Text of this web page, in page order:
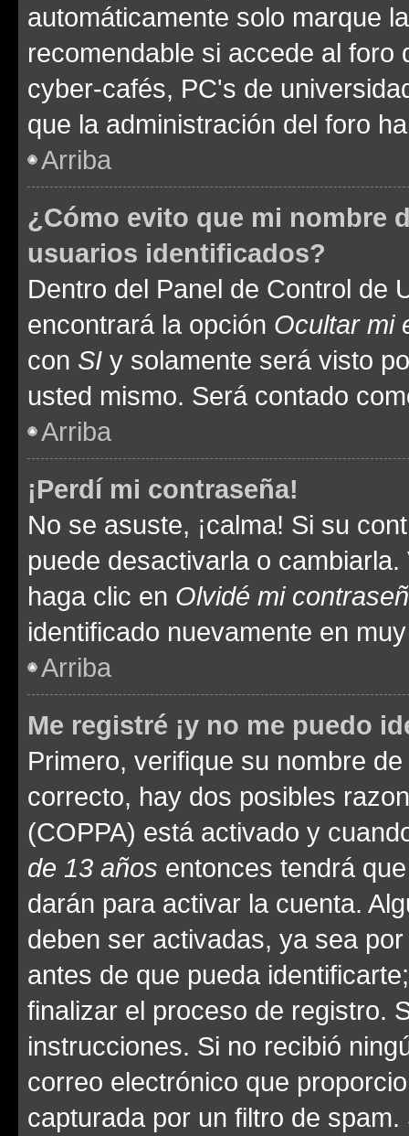
automáticamente solo marque
recomendable si accede al foro
cyber-cafés, PC's de
que la administración del foro
Arriba
¿Cómo evito que mi nombre
usuarios identificados?
Dentro del Panel de Control de
encontrará la opción Ocultar mi
con SI y solamente será visto
usted mismo. Será contado
Arriba
¡Perdí mi contraseña!
No se asuste, ¡calma! Si su
puede desactivarla o
haga clic en Olvidé mi
identificado nuevamente en
Arriba
Me registré ¡y no me puedo
Primero, verifique su nombre
correcto, hay dos posibles
(COPPA) está activado y
de 13 años entonces tendrá
darán para activar la cuenta.
deben ser activadas, ya sea
antes de que pueda
finalizar el proceso de registro.
instrucciones. Si no recibió
correo electrónico que
capturada por un filtro de